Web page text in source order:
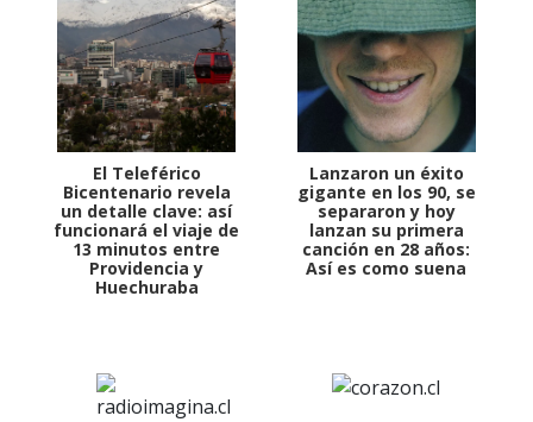
El Teleférico
Bicentenario revela
un detalle clave: así
funcionará el viaje de
13 minutos entre
Providencia y
Huechuraba
Lanzaron un éxito
gigante en los 90, se
separaron y hoy
lanzan su primera
canción en 28 años:
Así es como suena